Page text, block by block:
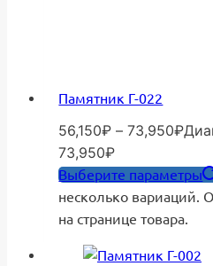
Памятник Г-022
56,150₽ – 73,950₽
73,950₽
Выберите параметры
несколько вариаций.
на странице товара.